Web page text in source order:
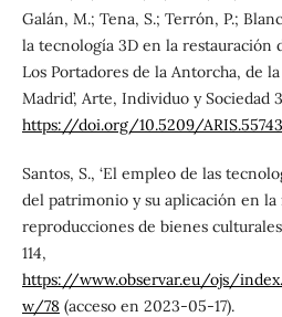
Galán, M.; Tena, S.; Terrón, P.;
la tecnología 3D en la restauración
Los Portadores de la Antorcha, de
Madrid’, Arte, Individuo y Sociedad
https://doi.org/10.5209/ARIS.55743
Santos, S., ‘El empleo de las
del patrimonio y su aplicación en la
reproducciones de bienes
114,
https://www.observar.eu/ojs/
w/78(acceso en 2023-05-17).